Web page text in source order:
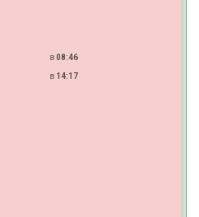
в08:46
в 14:17